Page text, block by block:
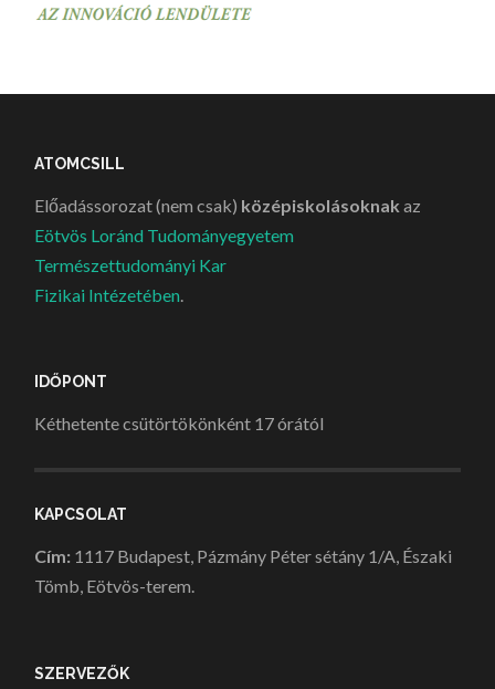
ATOMCSILL
Előadássorozat (nem csak) középiskolásoknak az
Eötvös Loránd Tudományegyetem
Természettudományi Kar
Fizikai Intézetében
IDŐPONT
Kéthetente csütörtökönként 17 órától
KAPCSOLAT
Cím: 1117 Budapest, Pázmány Péter sétány 1/A, Északi
Tömb, Eötvös-terem.
SZERVEZŐK